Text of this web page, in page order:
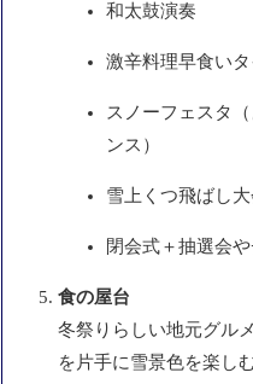
和太鼓演奏
激辛料理早食い
スノーフェスタ
ンス）
雪上くつ飛ばし大
閉会式＋抽選会
食の屋台
冬祭りらしい地元グル
を片手に雪景色を楽し